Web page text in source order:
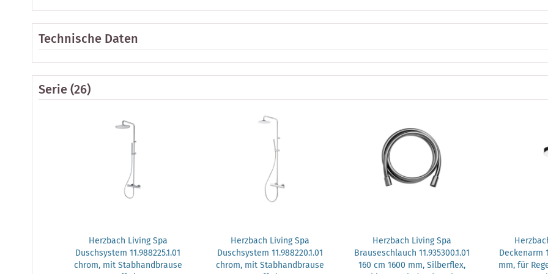
Technische Daten
Serie(26)
Herzbach Living Spa
Duschsystem 11.988225.1.01
chrom, mit Stabhandbrause
Herzbach Living Spa
Duschsystem 11.988220.1.01
chrom, mit Stabhandbrause
Herzbach Living Spa
Brauseschlauch 11.935300.1.01
160 cm 1600 mm, Silberflex,
Deckenarm
mm, für